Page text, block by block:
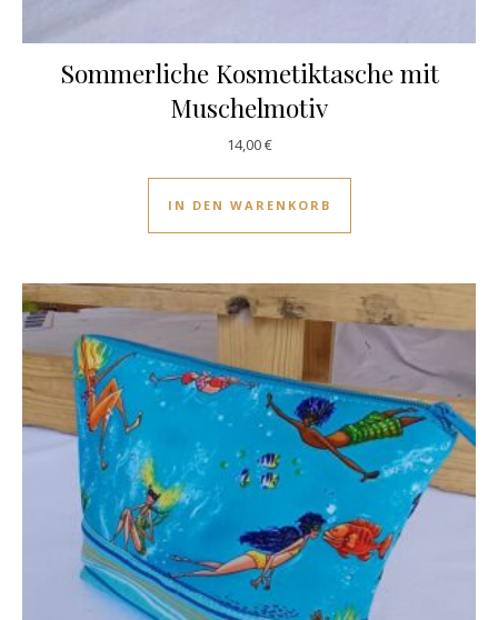
Sommerliche Kosmetiktasche mit
Muschelmotiv
14,00€
IN DEN WARENKORB